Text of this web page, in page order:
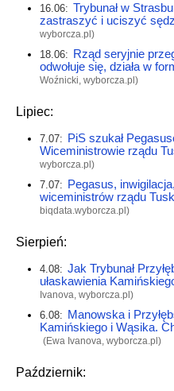
16.06: Trybunał w
zastraszyć i uciszyć
wyborcza.pl)
18.06: Rząd seryjnie
odwołuje się, działa w
Woźnicki, wyborcza.pl)
Lipiec:
7.07: PiS szukał
Wiceministrowie rządu
wyborcza.pl)
7.07: Pegasus,
wiceministrów rządu
biqdata.wyborcza.pl)
Sierpień:
4.08: Jak Trybunał
ułaskawienia
Ivanova, wyborcza.pl)
6.08: Manowska i
Kamińskiego i Wąsika.
(Ewa Ivanova, wyborcza.pl)
Październik: